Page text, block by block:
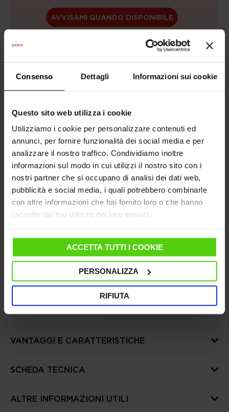
Consenso Dettagli Informazioni sui cookie
Questo sito web utilizza i cookie
Utilizziamo i cookie per personalizzare contenuti ed
annunci, per fornire funzionalità dei social media e per
analizzare il nostro traffico. Condividiamo inoltre
informazioni sul modo in cui utilizzi il nostro sito con i
nostri partner che si occupano di analisi dei dati web,
pubblicità e social media, i quali potrebbero combinarle
con altre informazioni che hai fornito loro o che hanno
raccolto dal tuo utilizzo dei loro servizi.
ACCETTA TUTTI I COOKIE
PERSONALIZZA
RIFIUTA
AVVISAMI QUANDO DISPONIBILE
Consegna Gratuitasopra i 99€
Garanzia legale2 anni
(1 anno per ricondizionati)
Hai bisogno di aiuto?Consulta le nostre
Servizio Clienti
Dal 10 al 14 agosto le spedizioni saranno sospese,
riprenderanno regolarmente dal 17 agosto
VANTAGGI E CARATTERISTICHE
SCHEDA TECNICA
ALTRE INFORMAZIONI UTILI